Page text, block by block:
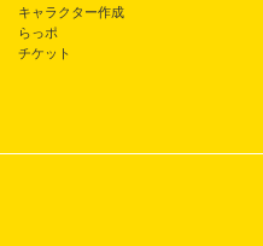
キャラクター作成
らっポ
チケット